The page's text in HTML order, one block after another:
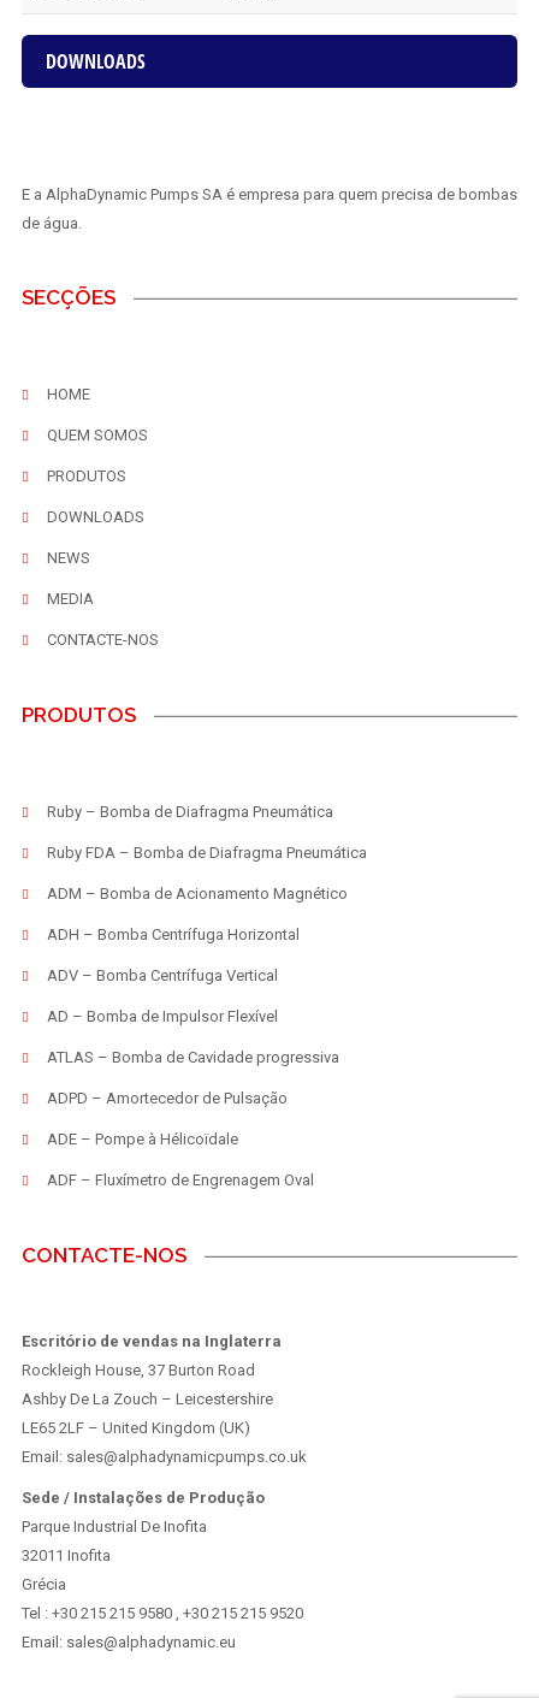
DOWNLOADS
E a AlphaDynamic Pumps SA é empresa para quem precisa de bombas
de água.
SECÇÕES
HOME
QUEM SOMOS
PRODUTOS
DOWNLOADS
NEWS
MEDIA
CONTACTE-NOS
PRODUTOS
Ruby – Bomba de Diafragma Pneumática
Ruby FDA – Bomba de Diafragma Pneumática
ADM – Bomba de Acionamento Magnético
ADH – Bomba Centrífuga Horizontal
ADV – Bomba Centrífuga Vertical
AD – Bomba de Impulsor Flexível
ATLAS – Bomba de Cavidade progressiva
ADPD – Amortecedor de Pulsação
ADE – Pompe à Hélicoïdale
ADF – Fluxímetro de Engrenagem Oval
CONTACTE-NOS
Escritório de vendas na Inglaterra
Rockleigh House, 37 Burton Road
Ashby De La Zouch – Leicestershire
LE65 2LF – United Kingdom (UK)
Email: sales@alphadynamicpumps.co.uk
Sede / Instalações de Produção
Parque Industrial De Inofita
32011 Inofita
Grécia
Tel : +30 215 215 9580 , +30 215 215 9520
Email: sales@alphadynamic.eu